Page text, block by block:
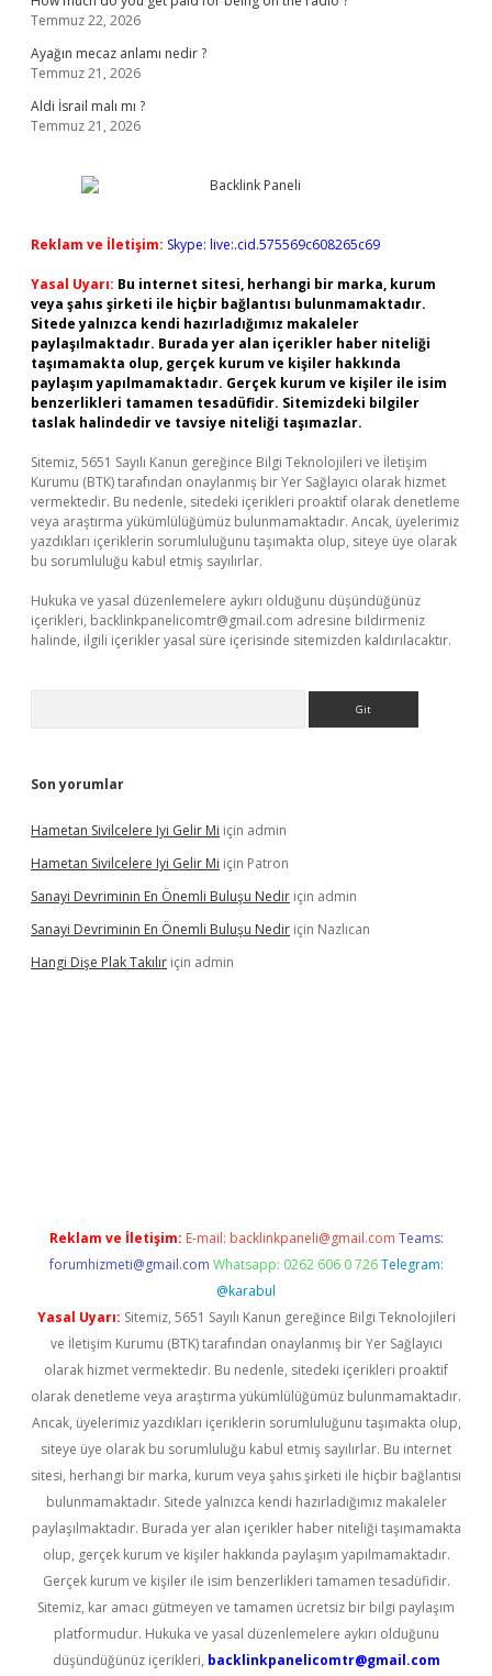
Temmuz 22, 2026
Ayağın mecaz anlamı nedir ?
Temmuz 21, 2026
Aldi İsrail malı mı ?
Temmuz 21, 2026
Reklam ve İletişim: Skype: live:.cid.575569c608265c69
Yasal Uyarı: Bu internet sitesi, herhangi bir marka, kurum
veya şahıs şirketi ile hiçbir bağlantısı bulunmamaktadır.
Sitede yalnızca kendi hazırladığımız makaleler
paylaşılmaktadır. Burada yer alan içerikler haber niteliği
taşımamakta olup, gerçek kurum ve kişiler hakkında
paylaşım yapılmamaktadır. Gerçek kurum ve kişiler ile isim
benzerlikleri tamamen tesadüfidir. Sitemizdeki bilgiler
taslak halindedir ve tavsiye niteliği taşımazlar.
Sitemiz, 5651 Sayılı Kanun gereğince Bilgi Teknolojileri ve İletişim
Kurumu (BTK) tarafından onaylanmış bir Yer Sağlayıcı olarak hizmet
vermektedir. Bu nedenle, sitedeki içerikleri proaktif olarak denetleme
veya araştırma yükümlülüğümüz bulunmamaktadır. Ancak, üyelerimiz
yazdıkları içeriklerin sorumluluğunu taşımakta olup, siteye üye olarak
bu sorumluluğu kabul etmiş sayılırlar.
Hukuka ve yasal düzenlemelere aykırı olduğunu düşündüğünüz
içerikleri, backlinkpanelicomtr@gmail.com adresine bildirmeniz
halinde, ilgili içerikler yasal süre içerisinde sitemizden kaldırılacaktır.
Son yorumlar
Hametan Sivilcelere Iyi Gelir Mi için admin
Hametan Sivilcelere Iyi Gelir Mi için Patron
Sanayi Devriminin En Önemli Buluşu Nedir için admin
Sanayi Devriminin En Önemli Buluşu Nedir için Nazlıcan
Hangi Dişe Plak Takılır için admin
Reklam ve İletişim: E-mail: backlinkpaneli@gmail.com Teams:
forumhizmeti@gmail.com Whatsapp: 0262 606 0 726 Telegram:
@karabul
Yasal Uyarı: Sitemiz, 5651 Sayılı Kanun gereğince Bilgi Teknolojileri
ve İletişim Kurumu (BTK) tarafından onaylanmış bir Yer Sağlayıcı
olarak hizmet vermektedir. Bu nedenle, sitedeki içerikleri proaktif
olarak denetleme veya araştırma yükümlülüğümüz bulunmamaktadır.
Ancak, üyelerimiz yazdıkları içeriklerin sorumluluğunu taşımakta olup,
siteye üye olarak bu sorumluluğu kabul etmiş sayılırlar. Bu internet
sitesi, herhangi bir marka, kurum veya şahıs şirketi ile hiçbir bağlantısı
bulunmamaktadır. Sitede yalnızca kendi hazırladığımız makaleler
paylaşılmaktadır. Burada yer alan içerikler haber niteliği taşımamakta
olup, gerçek kurum ve kişiler hakkında paylaşım yapılmamaktadır.
Gerçek kurum ve kişiler ile isim benzerlikleri tamamen tesadüfidir.
Sitemiz, kar amacı gütmeyen ve tamamen ücretsiz bir bilgi paylaşım
platformudur. Hukuka ve yasal düzenlemelere aykırı olduğunu
düşündüğünüz içerikleri, backlinkpanelicomtr@gmail.com